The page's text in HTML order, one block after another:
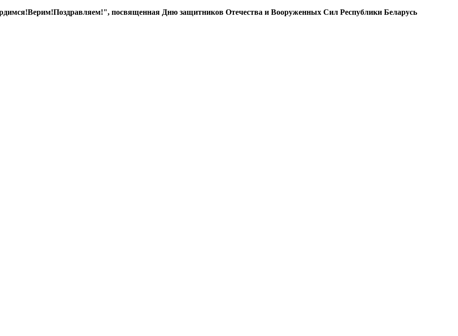
посвященная Дню защитников Отечества и Вооруженных Сил Республики Беларусь